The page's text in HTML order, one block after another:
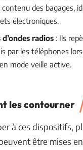
contenu des bagages,
électroniques.
radios : Ils
par les téléphones
mode veille active.
les contourner
à ces dispositifs,
être mises